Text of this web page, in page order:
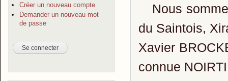
Créer un nouveau compte
Demander un nouveau mot
de passe
Nous
du Saintois,
Xavier
connue